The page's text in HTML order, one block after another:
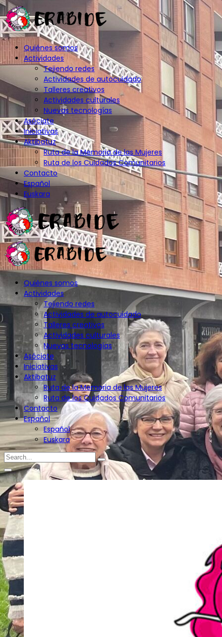
Quiénes somos
Actividades
Tejiendo redes
Actividades de autocuidado
Talleres creativos
Actividades culturales
Nuevas tecnologías
Asóciate
Iniciativas
Aktibatuz
Ruta de la Memoria de las Mujeres
Ruta de los Cuidados Comunitarios
Contacto
Español
Euskara
Quiénes somos
Actividades
Tejiendo redes
Actividades de autocuidado
Talleres creativos
Actividades culturales
Nuevas tecnologías
Asóciate
Iniciativas
Aktibatuz
Ruta de la Memoria de las Mujeres
Ruta de los Cuidados Comunitarios
Contacto
Español
Español
Euskara